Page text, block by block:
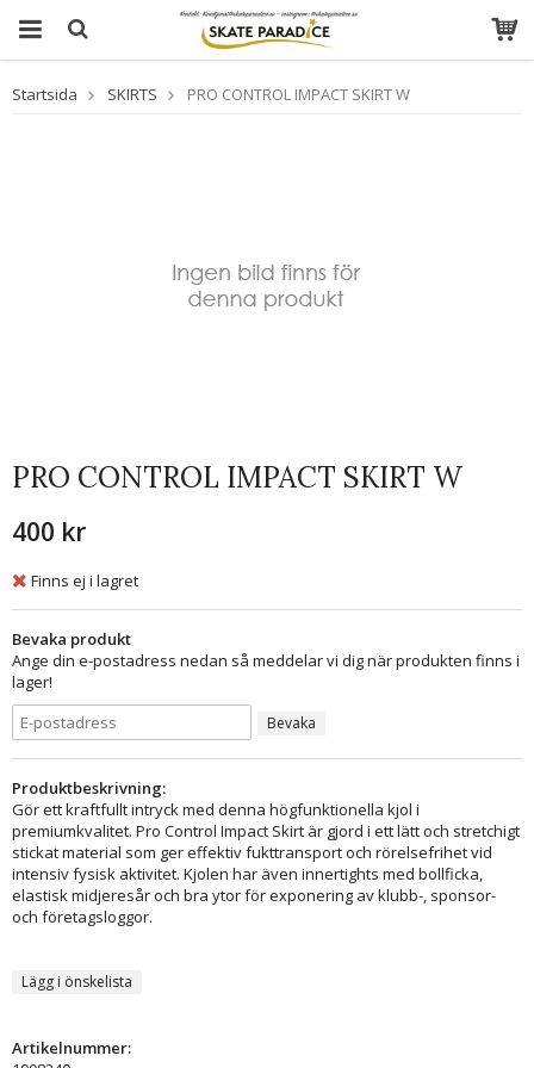
Startsida SKIRTS PRO CONTROL IMPACT SKIRT W
PRO CONTROL IMPACT SKIRT W
400 kr
Finns ej i lagret
Bevaka produkt
Ange din e-postadress nedan så meddelar vi dig när produkten finns i
lager!
Bevaka
Produktbeskrivning:
Gör ett kraftfullt intryck med denna högfunktionella kjol i
premiumkvalitet. Pro Control Impact Skirt är gjord i ett lätt och stretchigt
stickat material som ger effektiv fukttransport och rörelsefrihet vid
intensiv fysisk aktivitet. Kjolen har även innertights med bollficka,
elastisk midjeresår och bra ytor för exponering av klubb-, sponsor-
och företagsloggor.
Lägg i önskelista
Artikelnummer: